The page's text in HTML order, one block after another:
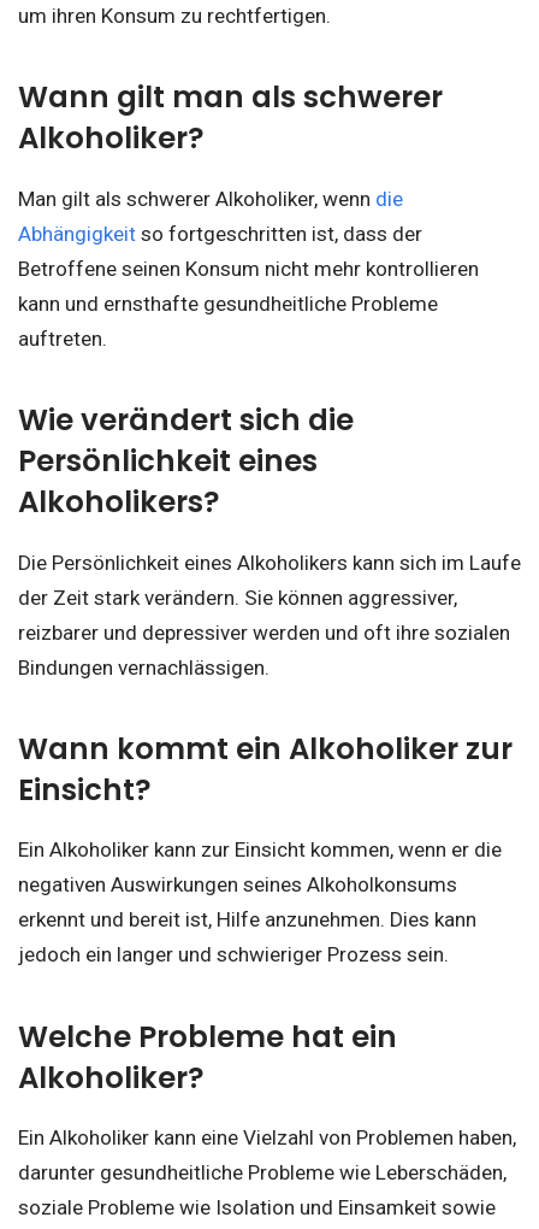
um ihren Konsum zu rechtfertigen.
Wann gilt man als schwerer
Alkoholiker?
Man gilt als schwerer Alkoholiker, wenn die
Abhängigkeit so fortgeschritten ist, dass der
Betroffene seinen Konsum nicht mehr kontrollieren
kann und ernsthafte gesundheitliche Probleme
auftreten.
Wie verändert sich die
Persönlichkeit eines
Alkoholikers?
Die Persönlichkeit eines Alkoholikers kann sich im Laufe
der Zeit stark verändern. Sie können aggressiver,
reizbarer und depressiver werden und oft ihre sozialen
Bindungen vernachlässigen.
Wann kommt ein Alkoholiker zur
Einsicht?
Ein Alkoholiker kann zur Einsicht kommen, wenn er die
negativen Auswirkungen seines Alkoholkonsums
erkennt und bereit ist, Hilfe anzunehmen. Dies kann
jedoch ein langer und schwieriger Prozess sein.
Welche Probleme hat ein
Alkoholiker?
Ein Alkoholiker kann eine Vielzahl von Problemen haben,
darunter gesundheitliche Probleme wie Leberschäden,
soziale Probleme wie Isolation und Einsamkeit sowie